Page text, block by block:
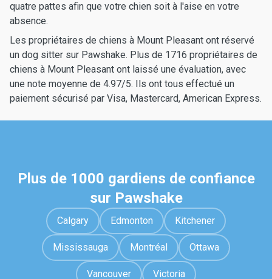
quatre pattes afin que votre chien soit à l'aise en votre
absence.
Les propriétaires de chiens à Mount Pleasant ont réservé
un dog sitter sur Pawshake. Plus de 1716 propriétaires de
chiens à Mount Pleasant ont laissé une évaluation, avec
une note moyenne de 4.97/5. Ils ont tous effectué un
paiement sécurisé par Visa, Mastercard, American Express.
Plus de 1000 gardiens de confiance
sur Pawshake
Calgary Edmonton Kitchener
Mississauga Montréal Ottawa
Vancouver Victoria